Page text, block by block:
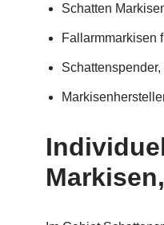
Schatten
Fallarmmarkisen